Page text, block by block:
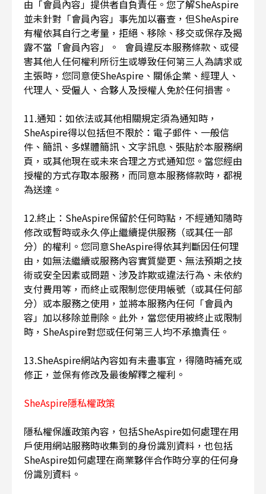
由「會員內容」提供者自負責任。您了解SheAspire
並未針對「會員內容」事先加以審查，但SheAspire
有權依其自行之考量，拒絕、移除、移交或保存及揭
露不當「會員內容」。 會員違反本服務條款、或侵
害其他人任何權利所衍生或導致任何第三人為請求或
主張時，您同意使SheAspire、關係企業、經理人、
代理人、受僱人、合夥人及授權人免於任何損害。
11.通知：如依法或其他相關規定須為通知時，
SheAspire得以包括但不限於：電子郵件、一般信
件、簡訊、多媒體簡訊、文字訊息、張貼於本服務網
頁，或其他現在或未來合理之方式通知您。當您經由
授權的方式存取本服務，而同意本服務條款時，都視
為送達。
12.終止：SheAspire保留於任何時點，不經通知隨時
修改或暫時或永久停止繼續提供服務（或其任一部
分）的權利。您同意SheAspire得依其判斷因任何理
由，如無法繼續或服務內容實質變更、無法預期之技
術或安全因素或問題、涉及詐欺或違法行為、未依約
支付費用等，而終止或限制您使用帳號（或其任何部
分）或本服務之使用，並將本服務內任何「會員內
容」加以移除並刪除。此外，當您使用被終止或限制
時，SheAspire對您或任何第三人均不承擔責任。
13.SheAspire網站內容如有未盡事宜，得隨時補充或
修正，並保有修改及最後解釋之權利。
SheAspire隱私權政策
隱私權保護政策內容，包括SheAspire如何處理在用
戶使用網站服務時收集到的身份識別資料，也包括
SheAspire如何處理在商業夥伴合作時分享的任何身
份識別資料。